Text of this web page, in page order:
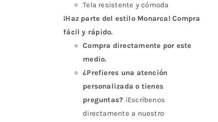
Tela resistente y cómoda
¡Haz parte del estilo Monarca! Compra
fácil y rápido.
Compra directamente por este
medio.
¿Prefieres una atención
personalizada o tienes
preguntas? ¡Escríbenos
directamente a nuestro